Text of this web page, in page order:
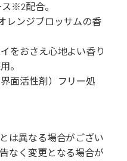
※2配合。
レンジブロッサムの香
をおさえ心地よい香り
。
面活性剤）フリー処
は異なる場合がござい
なく変更となる場合が